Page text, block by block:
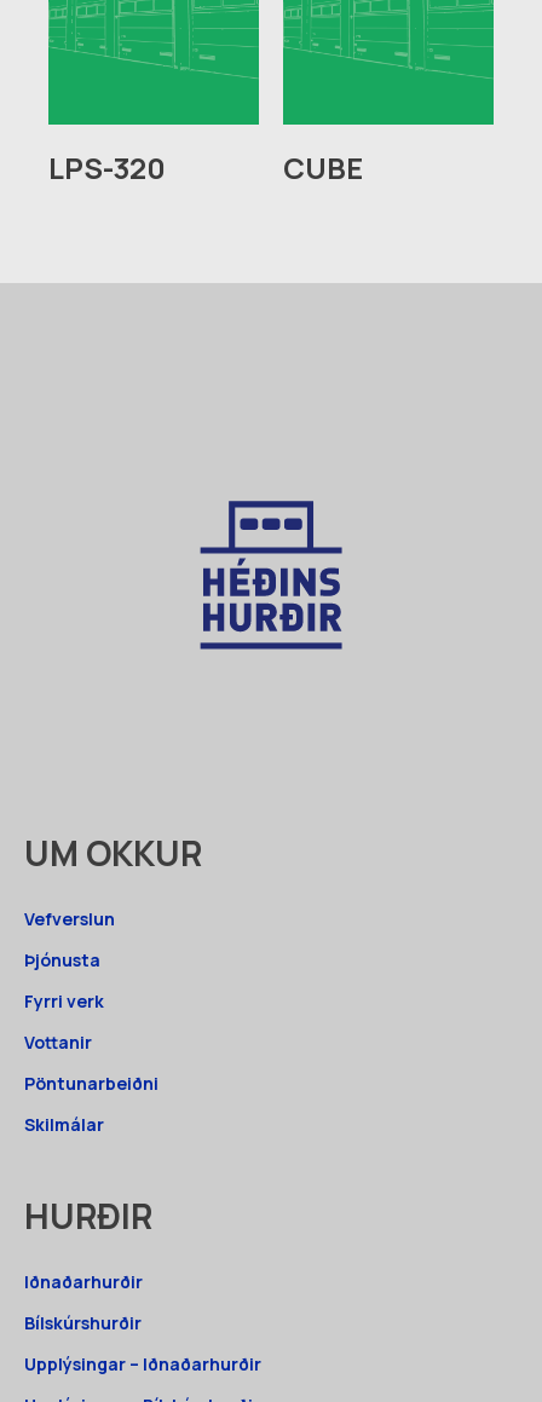
LPS-320 CUBE
UM OKKUR
Vefverslun
Þjónusta
Fyrri verk
Vottanir
Pöntunarbeiðni
Skilmálar
HURÐIR
Iðnaðarhurðir
Bílskúrshurðir
Upplýsingar – Iðnaðarhurðir